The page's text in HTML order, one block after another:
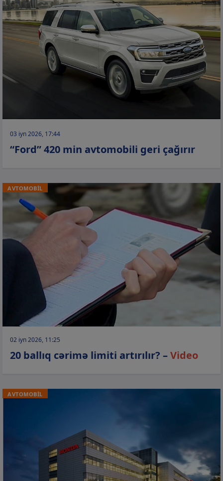
03 iyn 2026, 17:44
“Ford” 420 min avtomobili geri çağırır
AVTOMOBİL
02 iyn 2026, 11:25
20 ballıq cərimə limiti artırılır? –Video
AVTOMOBİL